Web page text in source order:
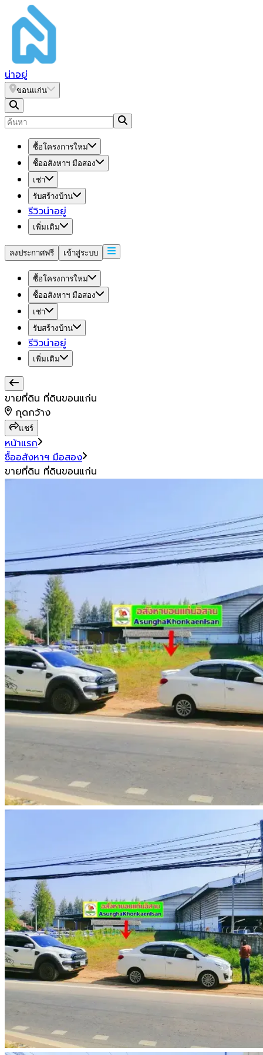
น่าอยู่
ขอนแก่น
ซื้อโครงการใหม่
ซื้ออสังหาฯ มือสอง
เช่า
รับสร้างบ้าน
รีวิวน่าอยู่
เพิ่มเติม
ลงประกาศฟรี เข้าสู่ระบบ
ซื้อโครงการใหม่
ซื้ออสังหาฯ มือสอง
เช่า
รับสร้างบ้าน
รีวิวน่าอยู่
เพิ่มเติม
ขายที่ดิน ที่ดินขอนแก่น
กุดกว้าง
แชร์
หน้าแรก
ซื้ออสังหาฯ มือสอง
ขายที่ดิน ที่ดินขอนแก่น